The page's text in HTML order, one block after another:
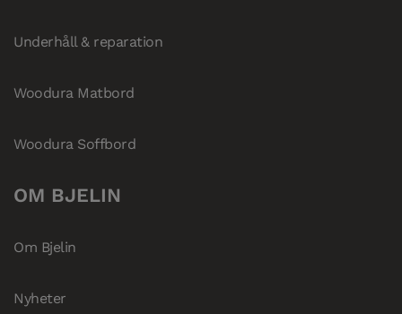
Underhåll & reparation
Woodura Matbord
Woodura Soffbord
OM BJELIN
Om Bjelin
Nyheter